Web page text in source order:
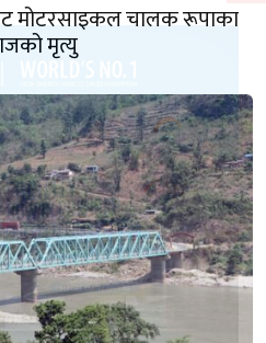
मोटरसाइकल चालक रूपाका
मृत्यु